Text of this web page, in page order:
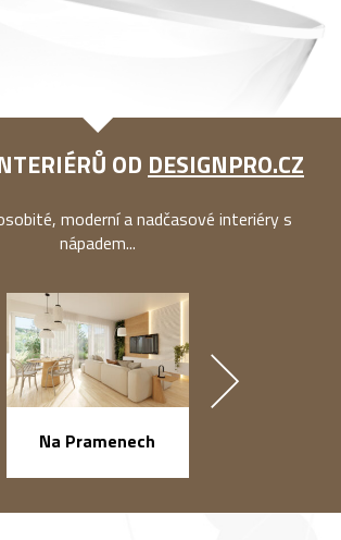
OD DESIGNPRO.CZ
moderní a nadčasové interiéry s
nápadem...
Na Pramenech